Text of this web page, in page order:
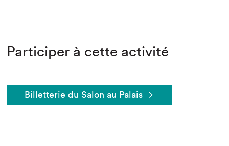
Participer à cette activité
Billetterie du Salon au Palais